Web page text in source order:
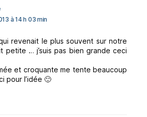
dit :
à 14 h 03 min
revenait le plus souvent sur notre
petite … j’suis pas bien grande ceci
et croquante me tente beaucoup
pour l’idée 🙂